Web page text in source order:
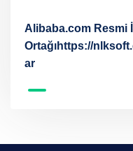
Alibaba.com Resmi
Ortağıhttps://
ar